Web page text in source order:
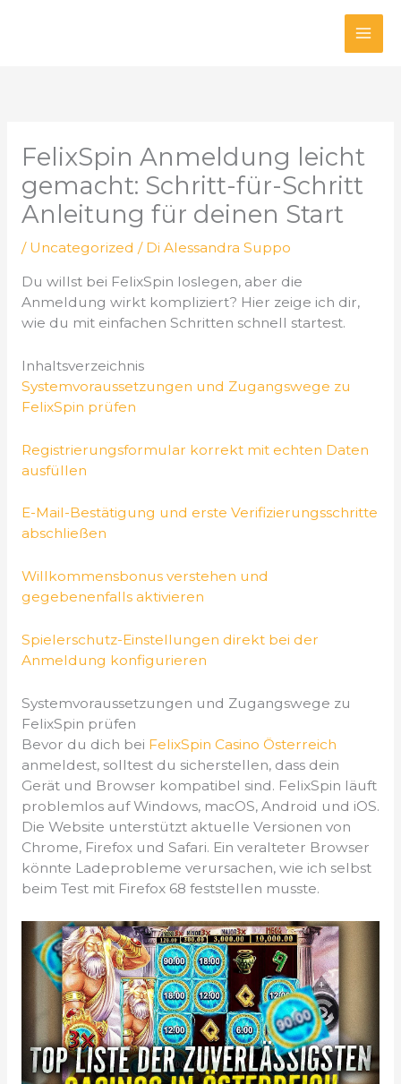
FelixSpin Anmeldung leicht
gemacht: Schritt-für-Schritt
Anleitung für deinen Start
/ Uncategorized / Di Alessandra Suppo
Du willst bei FelixSpin loslegen, aber die
Anmeldung wirkt kompliziert? Hier zeige ich dir,
wie du mit einfachen Schritten schnell startest.
Inhaltsverzeichnis
Systemvoraussetzungen und Zugangswege zu
FelixSpin prüfen
Registrierungsformular korrekt mit echten Daten
ausfüllen
E-Mail-Bestätigung und erste Verifizierungsschritte
abschließen
Willkommensbonus verstehen und
gegebenenfalls aktivieren
Spielerschutz-Einstellungen direkt bei der
Anmeldung konfigurieren
Systemvoraussetzungen und Zugangswege zu
FelixSpin prüfen
Bevor du dich bei FelixSpin Casino Österreich
anmeldest, solltest du sicherstellen, dass dein
Gerät und Browser kompatibel sind. FelixSpin läuft
problemlos auf Windows, macOS, Android und iOS.
Die Website unterstützt aktuelle Versionen von
Chrome, Firefox und Safari. Ein veralteter Browser
könnte Ladeprobleme verursachen, wie ich selbst
beim Test mit Firefox 68 feststellen musste.